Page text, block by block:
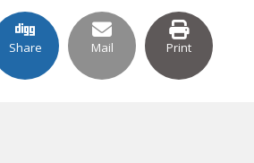
Share Mail Print